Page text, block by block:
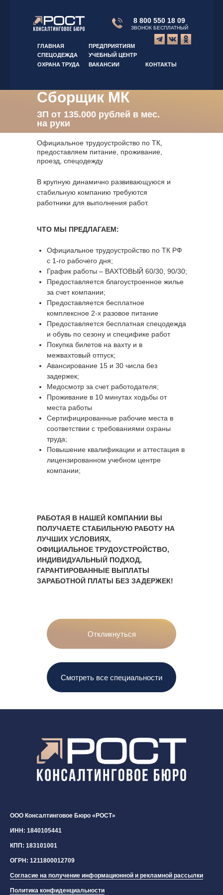
8 800 550 18 09
ЗВОНОК БЕСПЛАТНЫЙ
ГЛАВНАЯ
ПРЕДПРИЯТИЯМ
СПЕЦОДЕЖДА
ВАКАНСИИ
ОХРАНА ТРУДА
УЧЕБНЫЙ ЦЕНТР
КОНТАКТЫ
Сборщик МК
ЗП от 135.000 рублей в мес.
на руки
Официальное трудоустройство по ТК,
предоставляем питание, проживание,
проезд, спецодежду
В крупную динамично развивающуюся и
стабильную компанию требуются
работники для выполнения работ.
ЧТО МЫ ПРЕДЛАГАЕМ:
Официальное трудоустройство по ТК РФ
с 1-го рабочего дня;
График работы – ВАХТОВЫЙ 60/30, 90/30;
Предоставляется благоустроенное жилье
за счет компании;
Предоставляется бесплатное
комплексное 2-х разовое питание
Предоставляется бесплатная спецодежда
и обувь по сезону и специфике работ
Покупка билетов на вахту и в
межвахтовый отпуск;
Авансирование 15 и 30 числа без
задержек;
Медосмотр за счет работодателя;
Проживание в 10 минутах ходьбы от
места работы
Сертифицированные рабочие места в
соответствии с требованиями охраны
труда;
Повышение квалификации и аттестация в
лицензированном учебном центре
компании;
РАБОТАЯ В НАШЕЙ КОМПАНИИ ВЫ
ПОЛУЧАЕТЕ СТАБИЛЬНУЮ РАБОТУ НА
ЛУЧШИХ УСЛОВИЯХ,
ОФИЦИАЛЬНОЕ ТРУДОУСТРОЙСТВО,
ИНДИВИДУАЛЬНЫЙ ПОДХОД,
ГАРАНТИРОВАННЫЕ ВЫПЛАТЫ
ЗАРАБОТНОЙ ПЛАТЫ БЕЗ ЗАДЕРЖЕК!
Откликнуться
Смотреть все специальности
ООО Консалтинговое Бюро «РОСТ»
ИНН: 1840105441
КПП: 183101001
ОГРН: 1211800012709
Согласие на получение информационной и рекламной рассылки
Политика конфиденциальности